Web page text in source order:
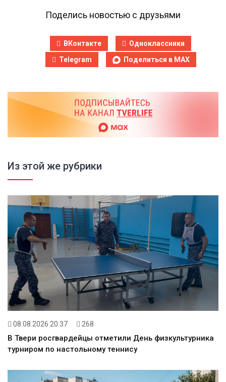
Поделись новостью с друзьями
ВКонтакте
Одноклассники
Telegram
Поделиться в MAX
Из этой же рубрики
08.08.2026 20:37 268
В Твери росгвардейцы отметили День физкультурника
турниром по настольному теннису